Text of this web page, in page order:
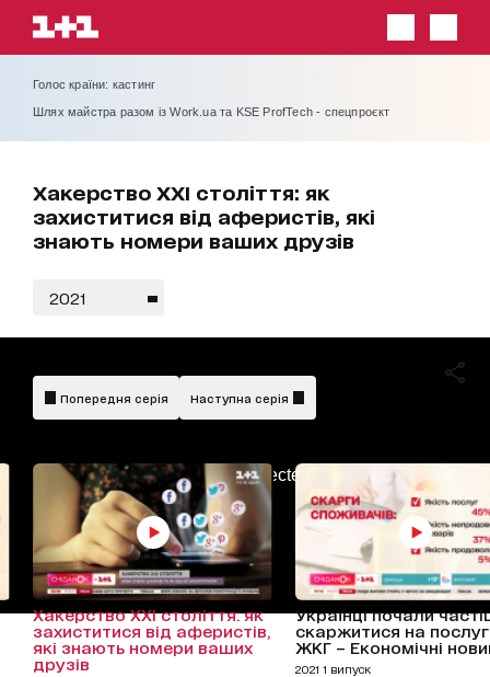
Голос країни: кастинг
Шлях майстра разом із Work.ua та KSE ProfTech - спецпроєкт
Хакерство ХХІ століття: як
захиститися від аферистів, які
знають номери ваших друзів
2021
AdBlockDetected!
Попередня серія Наступна серія
Хакерство ХХІ століття: як
захиститися від аферистів,
які знають номери ваших
друзів
Українці почали
скаржитися на
ЖКГ – Економічні
2021 1 випуск